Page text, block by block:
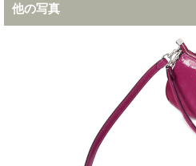
他の写真